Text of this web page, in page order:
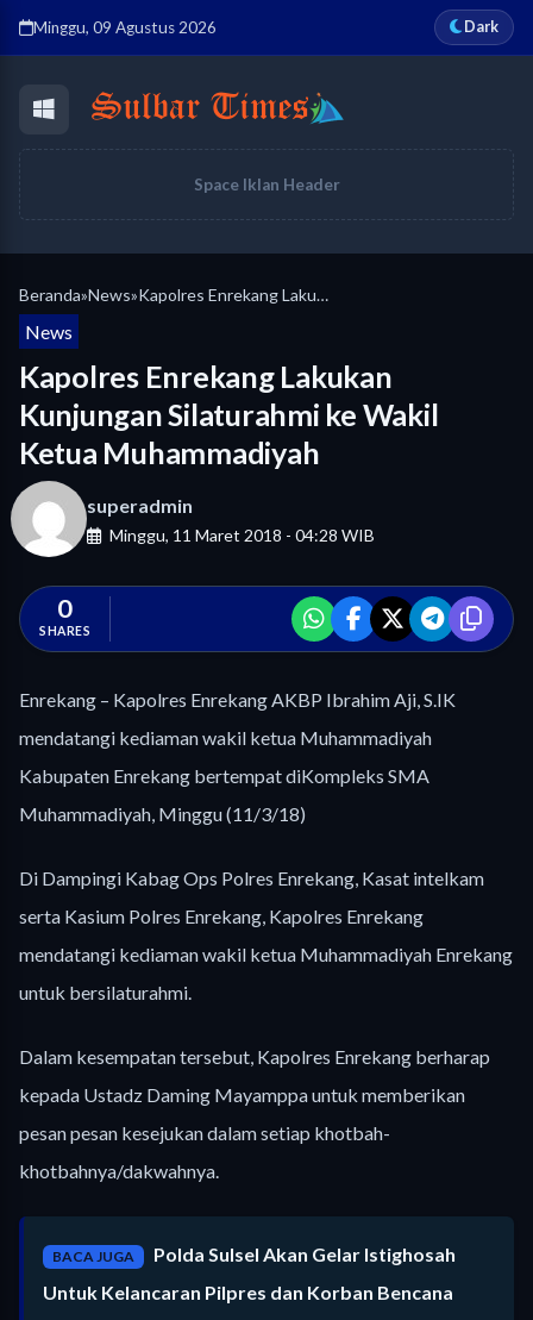
Minggu, 09 Agustus 2026 Dark
Space Iklan Header
Beranda»News» Kapolres Enrekang Lakukan Kunjungan Silaturahmi ke Wakil Ketua Muhammadiyah
News
Kapolres Enrekang Lakukan
Kunjungan Silaturahmi ke Wakil
Ketua Muhammadiyah
superadmin
Minggu, 11 Maret 2018 - 04:28 WIB
0
SHARES
Enrekang – Kapolres Enrekang AKBP Ibrahim Aji, S.IK
mendatangi kediaman wakil ketua Muhammadiyah
Kabupaten Enrekang bertempat diKompleks SMA
Muhammadiyah, Minggu (11/3/18)
Di Dampingi Kabag Ops Polres Enrekang, Kasat intelkam
serta Kasium Polres Enrekang, Kapolres Enrekang
mendatangi kediaman wakil ketua Muhammadiyah Enrekang
untuk bersilaturahmi.
Dalam kesempatan tersebut, Kapolres Enrekang berharap
kepada Ustadz Daming Mayamppa untuk memberikan
pesan pesan kesejukan dalam setiap khotbah-
khotbahnya/dakwahnya.
BACA JUGA
Polda Sulsel Akan Gelar Istighosah
Untuk Kelancaran Pilpres dan Korban Bencana